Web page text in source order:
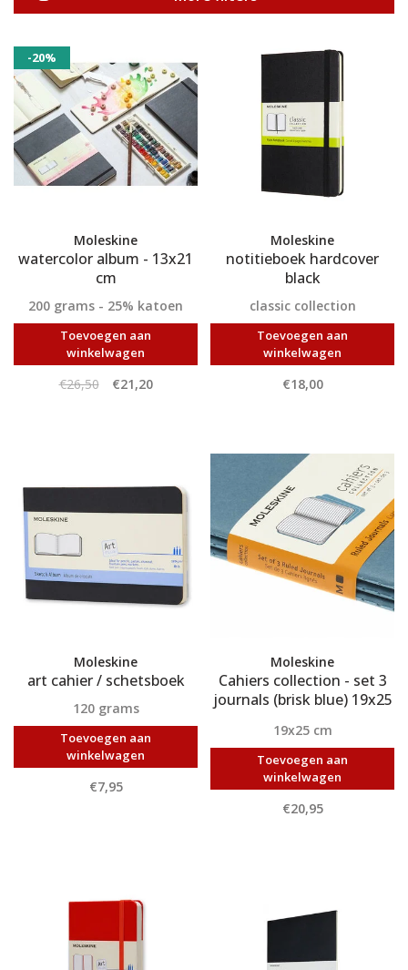
-20%
Moleskine
watercolor album - 13x21
cm
200 grams - 25% katoen
Toevoegen aan
winkelwagen
€26,50 €21,20
Moleskine
notitieboek hardcover
black
classic collection
Toevoegen aan
winkelwagen
€18,00
Moleskine
art cahier / schetsboek
120 grams
Toevoegen aan
winkelwagen
€7,95
Moleskine
Cahiers collection - set 3
journals (brisk blue) 19x25
19x25 cm
Toevoegen aan
winkelwagen
€20,95